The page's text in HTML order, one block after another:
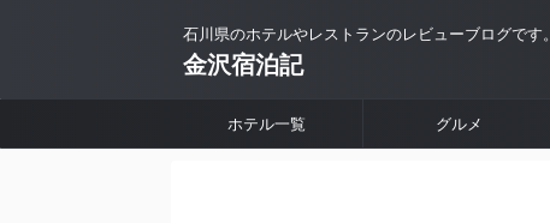
石川県のホテルやレストランのレビューブログです。
金沢宿泊記
ホテル一覧 グルメ